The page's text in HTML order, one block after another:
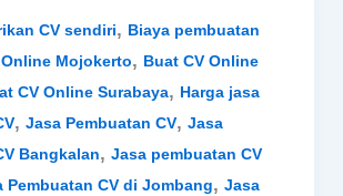
CV sendiri, Biaya pembuatan
Mojokerto, Buat CV Online
CV Online Surabaya, Harga jasa
, Jasa Pembuatan CV, Jasa
Bangkalan, Jasa pembuatan CV
Pembuatan CV di Jombang, Jasa